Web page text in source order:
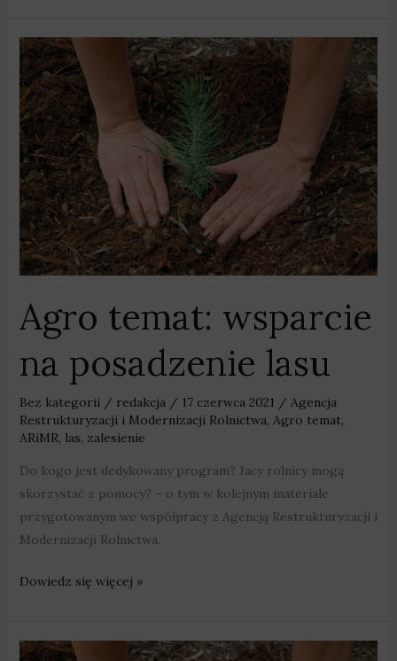
Agro temat: wsparcie
na posadzenie lasu
Bez kategorii/ redakcja / 17 czerwca 2021 / Agencja
Restrukturyzacji i Modernizacji Rolnictwa, Agro temat,
ARiMR, las, zalesienie
Do kogo jest dedykowany program? Jacy rolnicy mogą
skorzystać z pomocy? – o tym w kolejnym materiale
przygotowanym we współpracy z Agencją Restrukturyzacji i
Modernizacji Rolnictwa.
Agro
temat:
wsparcie
na
posadzenie
lasu
Dowiedz się więcej »
Agro